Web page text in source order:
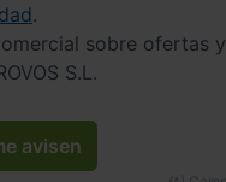
.
sobre ofertas y
S.L.
avisen